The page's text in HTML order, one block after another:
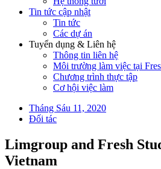
Tin tức cập nhật
Tin tức
Các dự án
Tuyển dụng & Liên hệ
Thông tin liên hệ
Môi trường làm việc tại
Chương trình thực tập
Cơ hội việc làm
Tháng Sáu 11, 2020
Đối tác
Limgroup and Fresh
Vietnam